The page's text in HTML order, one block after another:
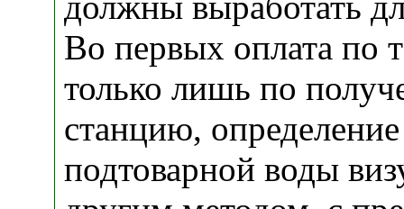
Во первых оплата по
только лишь по
станцию, определение
подтоварной воды